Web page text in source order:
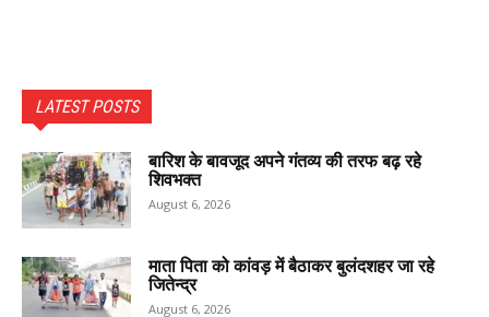
LATEST POSTS
बारिश के बावजूद अपने गंतव्य की तरफ बढ़ रहे
शिवभक्त
August 6, 2026
माता पिता को कांवड़ में बैठाकर बुलंदशहर जा रहे
जितेन्द्र
August 6, 2026